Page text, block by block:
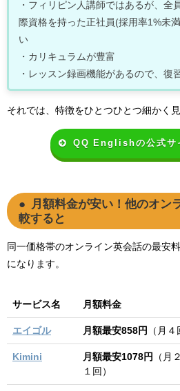
・フィリピン人講師ではあるが、全
際資格を持った正社員(採用率1%未
い
・カリキュラムが豊富
・レッスン録画機能があるので、復
それでは、特徴をひとつひとつ細かく
QQ Englishの公式サ
月額料金が安い！他のオン
較すると
同一価格帯のオンライン英会話の最安
になります。
サービス名 月額料金
エイゴル 月額最安858円 （月４
Kimini 月額最安1078円
（月
１回）